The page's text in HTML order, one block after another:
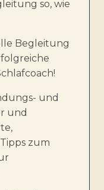
so, wie
Begleitung
und
und
zum